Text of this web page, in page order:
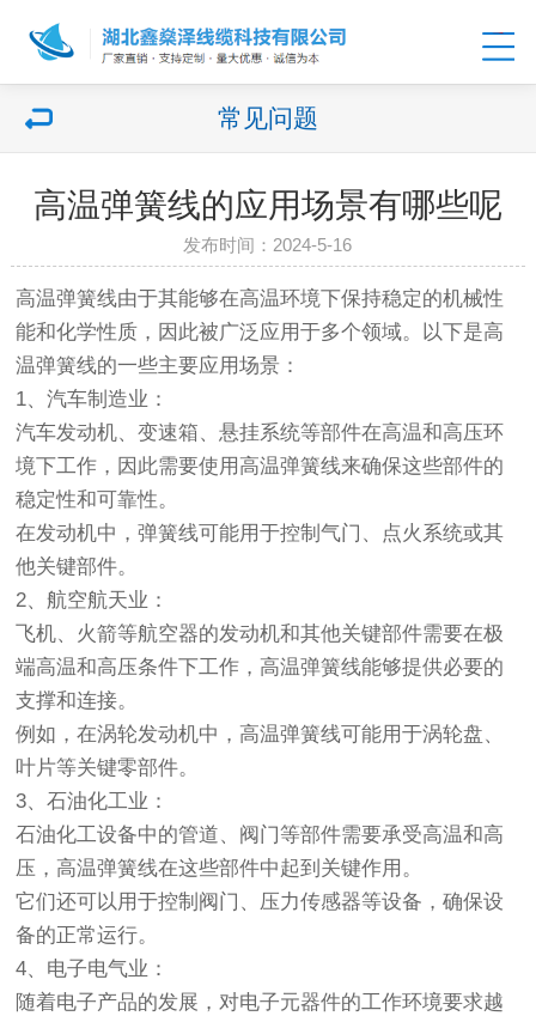
常见问题
高温弹簧线的应用场景有哪些呢
发布时间：2024-5-16
高温弹簧线由于其能够在高温环境下保持稳定的机械性
能和化学性质，因此被广泛应用于多个领域。以下是高
温弹簧线的一些主要应用场景：
1、汽车制造业：
汽车发动机、变速箱、悬挂系统等部件在高温和高压环
境下工作，因此需要使用高温弹簧线来确保这些部件的
稳定性和可靠性。
在发动机中，弹簧线可能用于控制气门、点火系统或其
他关键部件。
2、航空航天业：
飞机、火箭等航空器的发动机和其他关键部件需要在极
端高温和高压条件下工作，高温弹簧线能够提供必要的
支撑和连接。
例如，在涡轮发动机中，高温弹簧线可能用于涡轮盘、
叶片等关键零部件。
3、石油化工业：
石油化工设备中的管道、阀门等部件需要承受高温和高
压，高温弹簧线在这些部件中起到关键作用。
它们还可以用于控制阀门、压力传感器等设备，确保设
备的正常运行。
4、电子电气业：
随着电子产品的发展，对电子元器件的工作环境要求越